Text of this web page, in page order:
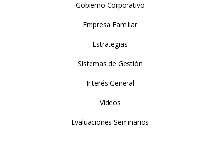
Gobierno Corporativo
Empresa Familiar
Estrategias
Sistemas de Gestión
Interés General
Videos
Evaluaciones Seminarios